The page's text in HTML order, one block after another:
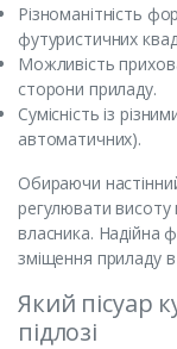
Різноманітність
футуристичних
Можливість
сторони приладу.
Сумісність із
автоматичних).
Обираючи
регулювати висоту
власника. Надійна
зміщення приладу в
Який пісуар
підлозі